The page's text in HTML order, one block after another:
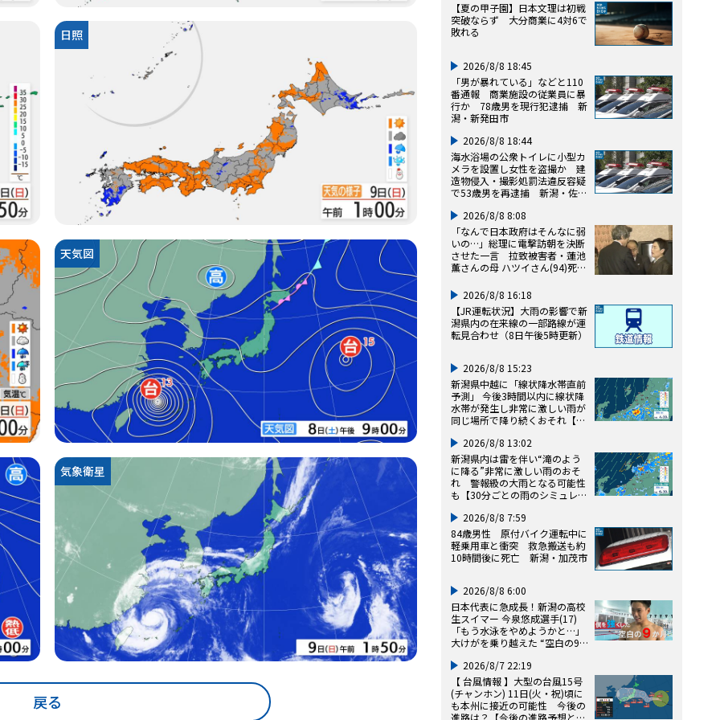
日照
天気図
気象衛星
戻る
【夏の甲子園】日本文理は初戦
突破ならず 大分商業に4対6で
敗れる
2026/8/8 18:45
「男が暴れている」などと110
番通報 商業施設の従業員に暴
行か 78歳男を現行犯逮捕 新
潟・新発田市
2026/8/8 18:44
海水浴場の公衆トイレに小型カ
メラを設置し女性を盗撮か 建
造物侵入・撮影処罰法違反容疑
で53歳男を再逮捕 新潟・佐渡
2026/8/8 8:08
「なんで日本政府はそんなに弱
いの…」総理に電撃訪朝を決断
させた一言 拉致被害者・蓮池
薫さんの母 ハツイさん(94)死
2026/8/8 16:18
【JR運転状況】大雨の影響で新
潟県内の在来線の一部路線が運
転見合わせ（8日午後5時更新）
2026/8/8 15:23
新潟県中越に「線状降水帯直前
予測」 今後3時間以内に線状降
水帯が発生し非常に激しい雨が
同じ場所で降り続くおそれ【30
ン・8日午後3時8分 気象庁発
表】
2026/8/8 13:02
新潟県内は雷を伴い“滝のよう
に降る”非常に激しい雨のおそ
れ 警報級の大雨となる可能性
も【30分ごとの雨のシミュレー
2026/8/8 7:59
84歳男性 原付バイク運転中に
軽乗用車と衝突 救急搬送も約
10時間後に死亡 新潟・加茂市
2026/8/8 6:00
日本代表に急成長！新潟の高校
生スイマー 今泉悠成選手(17)
「もう水泳をやめようかと…」
大けがを乗り越えた “空白の9
2026/8/7 22:19
【 台風情報 】大型の台風15号
(チャンホン) 11日(火・祝)頃に
も本州に接近の可能性 今後の